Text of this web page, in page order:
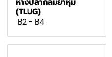
หางปลากลมย้ำหุ้ม
(TLUG)
฿2 - ฿4